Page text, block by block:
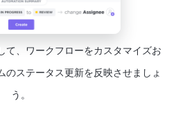
て、ワークフローをカスタマイズお
のステータス更新を反映させましょ
う。